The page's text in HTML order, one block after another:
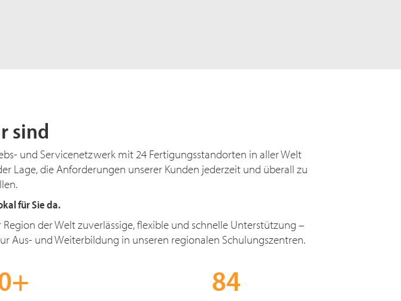
sind
und Servicenetzwerk mit 24 Fertigungsstandorten in aller Welt
Lage, die Anforderungen unserer Kunden jederzeit und überall zu
für Sie da.
der Welt zuverlässige, flexible und schnelle Unterstützung –
Aus- und Weiterbildung in unseren regionalen Schulungszentren.
84